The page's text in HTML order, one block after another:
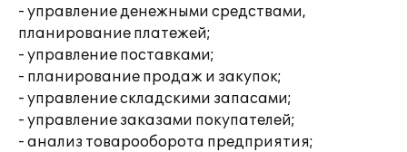
- управление денежными средствами,
планирование платежей;
- управление поставками;
- планирование продаж и закупок;
- управление складскими запасами;
- управление заказами покупателей;
- анализ товарооборота предприятия;